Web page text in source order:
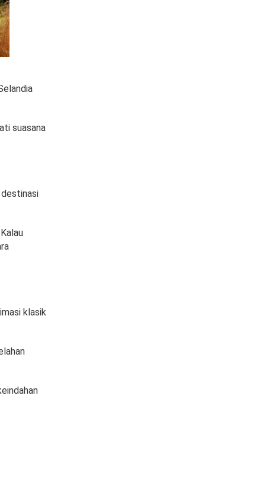
suasana
klasik